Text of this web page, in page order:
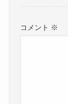
コメント ※